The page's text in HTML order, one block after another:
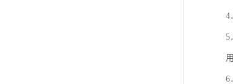
4
5
6